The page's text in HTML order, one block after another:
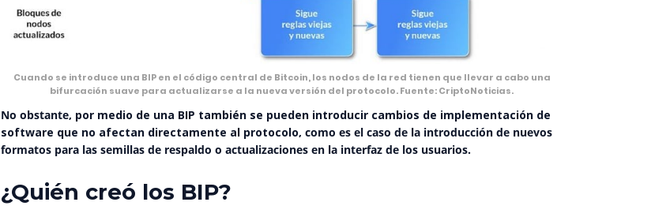
Cuando se introduce una BIP en el código central de Bitcoin, los nodos de la red tienen que llevar a cabo una
bifurcación suave para actualizarse a la nueva versión del protocolo. Fuente: CriptoNoticias.
No obstante, por medio de una BIP también se pueden introducir cambios de implementación de
software que no afectan directamente al protocolo, como es el caso de la introducción de nuevos
formatos para las semillas de respaldo o actualizaciones en la interfaz de los usuarios.
¿Quién creó los BIP?